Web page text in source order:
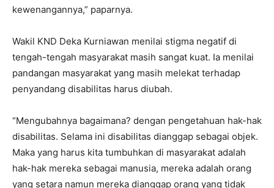
kewenangannya,” paparnya.
Wakil KND Deka Kurniawan menilai stigma negatif di
tengah-tengah masyarakat masih sangat kuat. Ia menilai
pandangan masyarakat yang masih melekat terhadap
penyandang disabilitas harus diubah.
“Mengubahnya bagaimana? dengan pengetahuan hak-hak
disabilitas. Selama ini disabilitas dianggap sebagai objek.
Maka yang harus kita tumbuhkan di masyarakat adalah
hak-hak mereka sebagai manusia, mereka adalah orang
yang setara namun mereka dianggap orang yang tidak